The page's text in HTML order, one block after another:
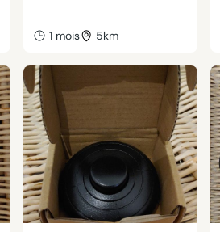
1 mois 5km